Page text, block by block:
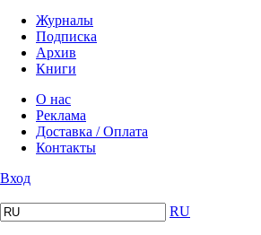
Журналы
Подписка
Архив
Книги
О нас
Реклама
Доставка / Оплата
Контакты
Вход
RU